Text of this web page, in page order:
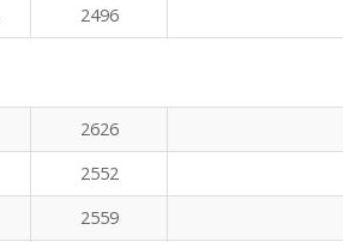
2496
2626
2552
2559